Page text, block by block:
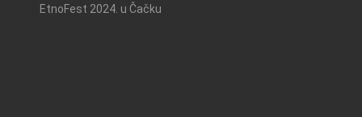
EtnoFest 2024. u Čačku